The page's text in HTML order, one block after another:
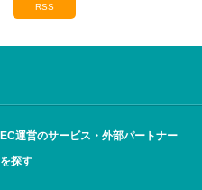
RSS
EC運営のサービス・外部パートナー
を探す